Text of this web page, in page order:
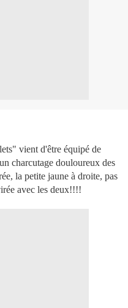
vient d'être équipé de
charcutage douloureux des
la petite jaune à droite, pas
avec les deux!!!!